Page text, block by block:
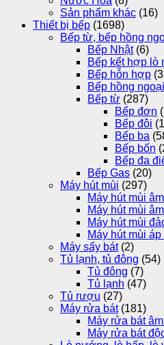
Sản phẩm khác (16)
Thiết bị bếp (1698)
Bếp từ, bếp hồng
Bếp Nhật (6)
Bếp kết hợp lò
Bếp hỗn hợp
Bếp hồng ngoại
Bếp từ (287)
Bếp đơn
Bếp đôi
Bếp ba
Bếp bốn
Bếp đa
Bếp Gas (20)
Máy hút mùi (297)
Máy hút mùi
Máy hút mùi
Máy hút mùi
Máy hút mùi
Máy sấy bát (2)
Tủ lạnh, tủ đông (54)
Tủ đông (7)
Tủ lạnh (47)
Tủ rượu (27)
Máy rửa bát (181)
Máy rửa bát
Máy rửa bát